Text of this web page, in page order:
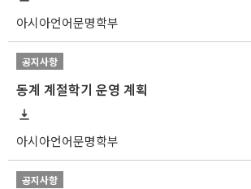
아시아언어문명학부
공지사항
동계 계절학기 운영 계획
아시아언어문명학부
공지사항